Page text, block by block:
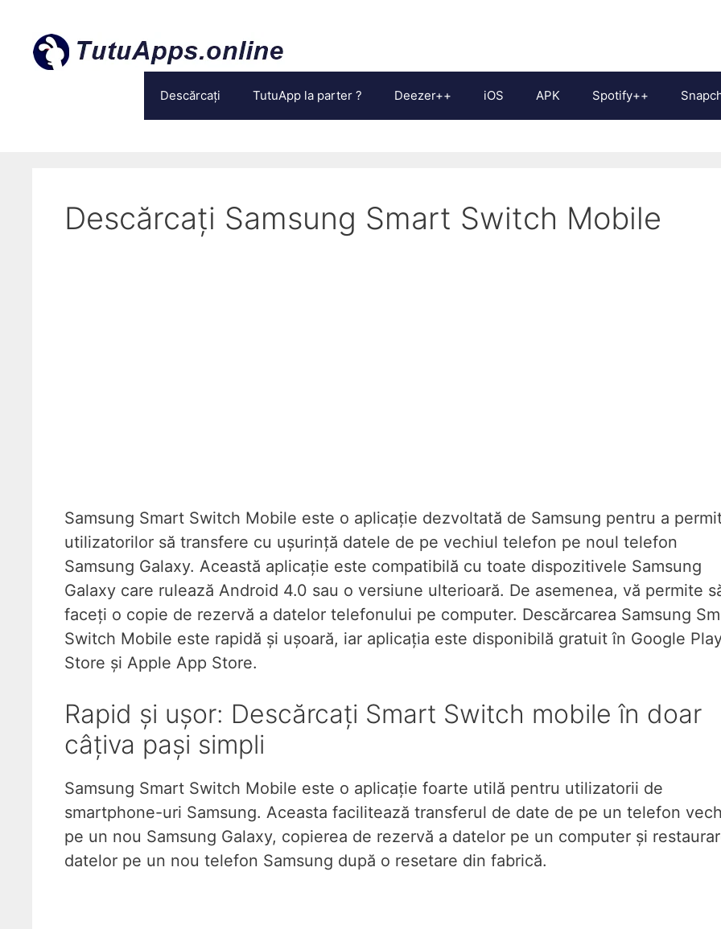
conținut
Descărcați TutuApp la parter ? Deezer++ iOS APK Spotify++
Descărcați Samsung Smart Switch Mobile
Samsung Smart Switch Mobile este o aplicație dezvoltată de Samsung pentru a
utilizatorilor să transfere cu ușurință datele de pe vechiul telefon pe noul telefon
Samsung Galaxy. Această aplicație este compatibilă cu toate dispozitivele Samsung
Galaxy care rulează Android 4.0 sau o versiune ulterioară. De asemenea, vă permite
faceți o copie de rezervă a datelor telefonului pe computer. Descărcarea Samsung
Switch Mobile este rapidă și ușoară, iar aplicația este disponibilă gratuit în Google
Store și Apple App Store.
Rapid și ușor: Descărcați Smart Switch mobile în doar
câțiva pași simpli
Samsung Smart Switch Mobile este o aplicație foarte utilă pentru utilizatorii de
smartphone-uri Samsung. Aceasta facilitează transferul de date de pe un telefon
pe un nou Samsung Galaxy, copierea de rezervă a datelor pe un computer și
datelor pe un nou telefon Samsung după o resetare din fabrică.